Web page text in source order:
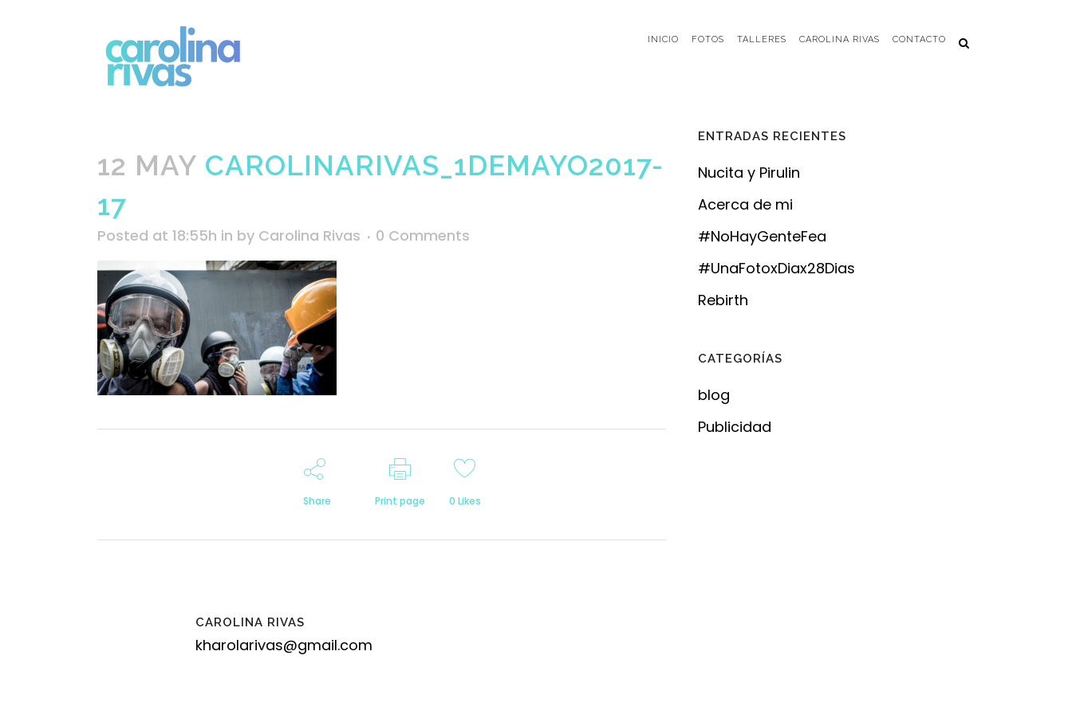
INICIO FOTOS TALLERES CAROLINA RIVAS CONTACTO
12 MAY CAROLINARIVAS_1DEMAYO2017-
17
Posted at 18:55h in by Carolina Rivas 0 Comments
Share Print page 0 Likes
CAROLINA RIVAS
kharolarivas@gmail.com
ENTRADAS RECIENTES
Nucita y Pirulin
Acerca de mi
#NoHayGenteFea
#UnaFotoxDiax28Dias
Rebirth
CATEGORÍAS
blog
Publicidad